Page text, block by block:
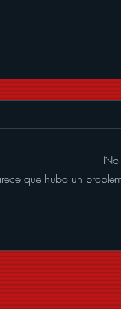
LLENA DE
Y BUENA
No
que hubo un